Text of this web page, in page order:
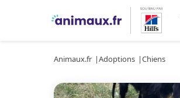
Animaux.fr Adoptions Chiens